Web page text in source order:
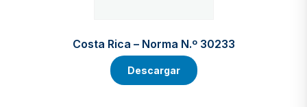
Costa Rica – Norma N.º 30233
Descargar